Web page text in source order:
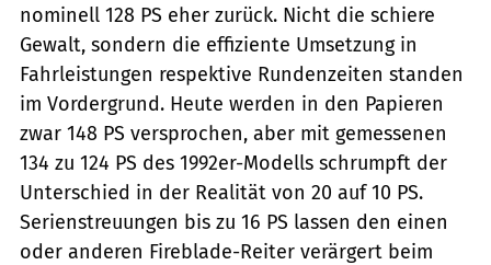
nominell 128 PS eher zurück. Nicht die schiere
Gewalt, sondern die effiziente Umsetzung in
Fahrleistungen respektive Rundenzeiten standen
im Vordergrund. Heute werden in den Papieren
zwar 148 PS versprochen, aber mit gemessenen
134 zu 124 PS des 1992er-Modells schrumpft der
Unterschied in der Realität von 20 auf 10 PS.
Serienstreuungen bis zu 16 PS lassen den einen
oder anderen Fireblade-Reiter verärgert beim